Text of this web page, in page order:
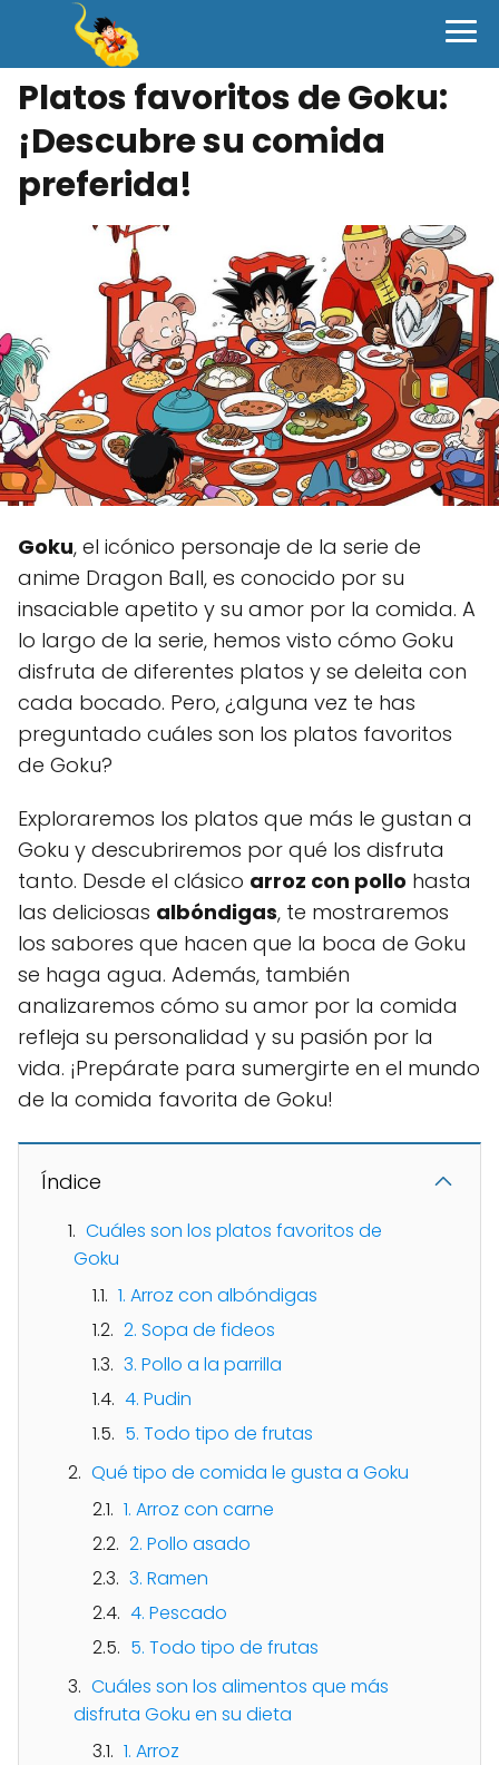
Platos favoritos de Goku:
¡Descubre su comida
preferida!
Goku, el icónico personaje de la serie de
anime Dragon Ball, es conocido por su
insaciable apetito y su amor por la comida. A
lo largo de la serie, hemos visto cómo Goku
disfruta de diferentes platos y se deleita con
cada bocado. Pero, ¿alguna vez te has
preguntado cuáles son los platos favoritos
de Goku?
Exploraremos los platos que más le gustan a
Goku y descubriremos por qué los disfruta
tanto. Desde el clásico arroz con pollo hasta
las deliciosas albóndigas, te mostraremos
los sabores que hacen que la boca de Goku
se haga agua. Además, también
analizaremos cómo su amor por la comida
refleja su personalidad y su pasión por la
vida. ¡Prepárate para sumergirte en el mundo
de la comida favorita de Goku!
Índice
Cuáles son los platos favoritos de
Goku
1. Arroz con albóndigas
2. Sopa de fideos
3. Pollo a la parrilla
4. Pudin
5. Todo tipo de frutas
Qué tipo de comida le gusta a Goku
1. Arroz con carne
2. Pollo asado
3. Ramen
4. Pescado
5. Todo tipo de frutas
Cuáles son los alimentos que más
disfruta Goku en su dieta
1. Arroz